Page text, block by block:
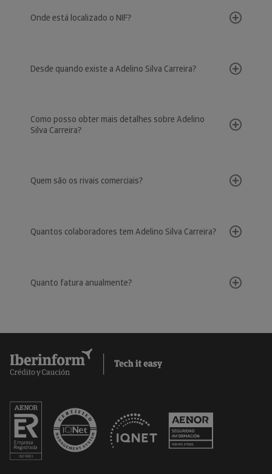
Onde está localizado o NIF?
Desde quando existe a Adelino Silva Carreira?
Como posso obter mais detalhes sobre Adelino
Silva Carreira?
Quem são os rivais comerciais?
Quantos colaboradores tem Adelino Silva Carreira?
Quanto fatura anualmente?